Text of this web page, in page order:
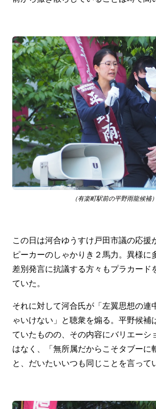
（有楽町駅前の平野雨龍候補）
この日は河合ゆうすけ戸田市議の応援
ピーカーのしゃかりき２馬力。異様に
差別発言に抗議する方々もプラカード
ていた。
それに対して河合氏が「左翼思想の連
ゃいけない」と聴衆を煽る。平野候補
ていたものの、その内容にバリエーシ
はなく、「無所属だからこそタブーに
と、だいたいいつも同じことを言って